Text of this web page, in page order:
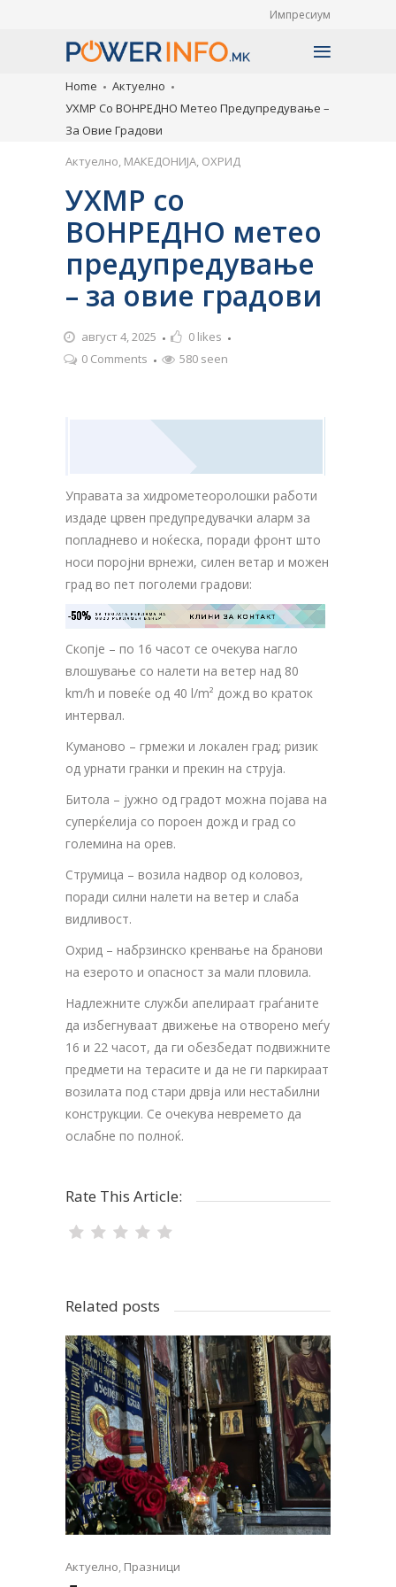
Импресиум
Home
Актуелно
УХМР Со ВОНРЕДНО Метео Предупредување –
За Овие Градови
Актуелно, МАКЕДОНИЈА, ОХРИД
УХМР со
ВОНРЕДНО метео
предупредување
– за овие градови
август 4, 2025 0 likes
0 Comments
580 seen
Управата за хидрометеоролошки работи
издаде црвен предупредувачки аларм за
попладнево и ноќеска, поради фронт што
носи поројни врнежи, силен ветар и можен
град во пет поголеми градови:
-50% ЗА ТВОЈАТА РЕКЛАМА НА
ОВОЈ РЕКЛАМЕН БАНЕР КЛИНИ ЗА КОНТАКТ
Скопје – по 16 часот се очекува нагло
влошување со налети на ветер над 80
km/h и повеќе од 40 l/m² дожд во краток
интервал.
Куманово – грмежи и локален град; ризик
од урнати гранки и прекин на струја.
Битола – јужно од градот можна појава на
суперќелија со пороен дожд и град со
големина на орев.
Струмица – возила надвор од коловоз,
поради силни налети на ветер и слаба
видливост.
Охрид – набрзинско кренвање на бранови
на езерото и опасност за мали пловила.
Надлежните служби апелираат граѓаните
да избегнуваат движење на отворено меѓу
16 и 22 часот, да ги обезбедат подвижните
предмети на терасите и да не ги паркираат
возилата под стари дрвја или нестабилни
конструкции. Се очекува невремето да
ослабне по полноќ.
Rate This Article:
Related posts
Актуелно Празници